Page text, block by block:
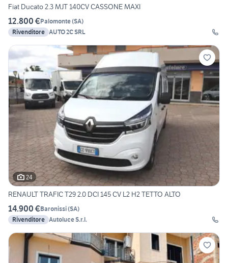
Fiat Ducato 2.3 MJT 140CV CASSONE MAXI
12.800 €Palomonte(SA)
Rivenditore AUTO 2C SRL
24
RENAULT TRAFIC T29 2.0 DCI 145 CV L2 H2 TETTO ALTO
14.900 €Baronissi(SA)
Rivenditore Autoluce S.r.l.